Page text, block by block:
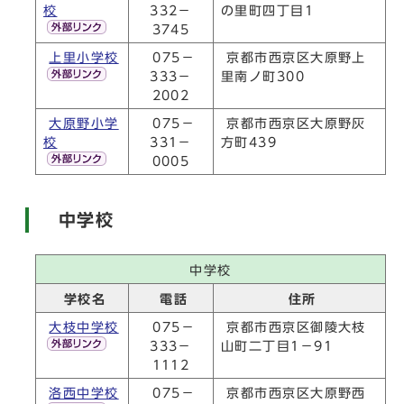
校
332－
3745
の里町四丁目1
上里小学校
075－
333－
2002
京都市西京区大原野上
里南ノ町300
大原野小学
校
075－
331－
0005
京都市西京区大原野灰
方町439
中学校
中学校
学校名 電話 住所
大枝中学校
075－
333－
1112
京都市西京区御陵大枝
山町二丁目1－91
洛西中学校
075－
京都市西京区大原野西